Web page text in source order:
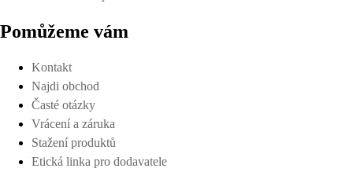
Pomůžeme vám
Kontakt
Najdi obchod
Časté otázky
Vrácení a záruka
Stažení produktů
Etická linka pro dodavatele